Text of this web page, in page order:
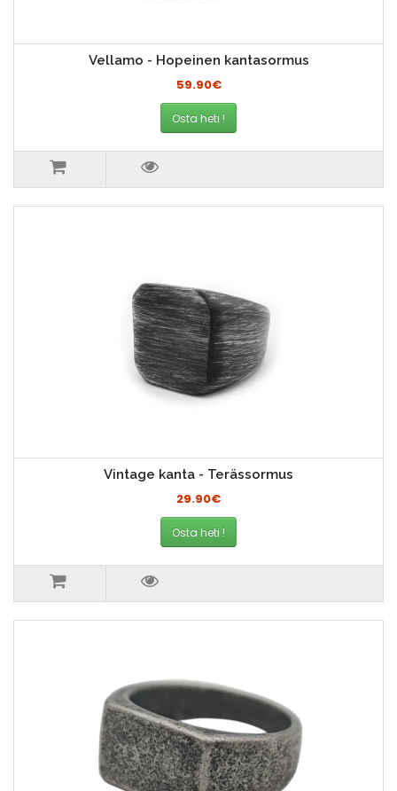
Vellamo - Hopeinen kantasormus
59.90€
Osta heti !
Vintage kanta - Terässormus
29.90€
Osta heti !